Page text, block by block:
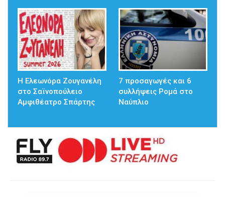
Η Ελεωνόρα Ζουγανέλη
στο Σαϊνοπούλειο
Αμφιθέατρο Σπάρτης
7 προσαγωγές και 6
συλλήψεις Ρομά στο
Ναύπλιο